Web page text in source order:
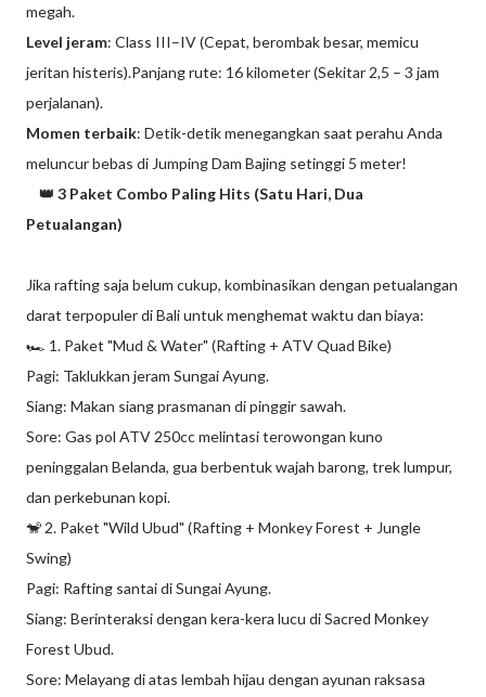
megah.
Level jeram: Class III–IV (Cepat, berombak besar, memicu
jeritan histeris).Panjang rute: 16 kilometer (Sekitar 2,5 – 3 jam
perjalanan).
Momen terbaik: Detik-detik menegangkan saat perahu Anda
meluncur bebas di Jumping Dam Bajing setinggi 5 meter!
👑 3 Paket Combo Paling Hits (Satu Hari, Dua
Petualangan)
Jika rafting saja belum cukup, kombinasikan dengan petualangan
darat terpopuler di Bali untuk menghemat waktu dan biaya:
🏎️ 1. Paket "Mud & Water" (Rafting + ATV Quad Bike)
Pagi: Taklukkan jeram Sungai Ayung.
Siang: Makan siang prasmanan di pinggir sawah.
Sore: Gas pol ATV 250cc melintasi terowongan kuno
peninggalan Belanda, gua berbentuk wajah barong, trek lumpur,
dan perkebunan kopi.
🐒 2. Paket "Wild Ubud" (Rafting + Monkey Forest + Jungle
Swing)
Pagi: Rafting santai di Sungai Ayung.
Siang: Berinteraksi dengan kera-kera lucu di Sacred Monkey
Forest Ubud.
Sore: Melayang di atas lembah hijau dengan ayunan raksasa